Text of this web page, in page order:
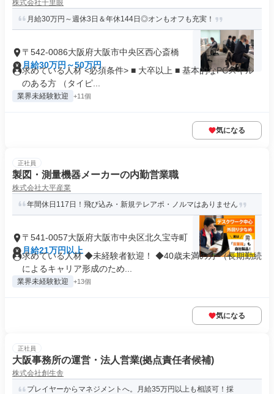
株式会社千里眼
月給30万円～週休3日＆年休144日◎オンもオフも充実！
〒542-0086大阪府大阪市中央区西心斎橋
月給30万円～50万円
求めている人材 <必須条件> ■ 大卒以上 ■ 基本的なPCスキル
のある方 （タイピ...
業界未経験歓迎 +11個
気になる
正社員
製図・測量機器メーカーの内勤営業職
株式会社大平産業
年間休日117日！飛び込み・新規テレアポ・ノルマはありません
〒541-0057大阪府大阪市中央区北久宝寺町
月給21万円以上
求めている人材 ◆未経験者歓迎！ ◆40歳未満の方 （長期勤続
によるキャリア形成のため...
業界未経験歓迎 +13個
気になる
正社員
大阪事務所の運営・法人営業(拠点責任者候補)
株式会社創生舎
プレイヤーからマネジメントへ。月給35万円以上も相談可！採